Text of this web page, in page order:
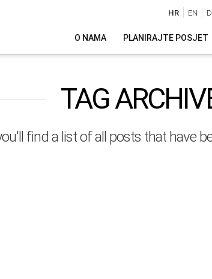
HR EN
O NAMA PLANIRAJTE POSJET
TAG
find a list of all posts that have